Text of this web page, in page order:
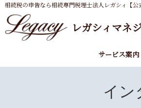
相続税の申告なら相続専門税理士法人レガシィ【公
レガシィマネ
サービス案内
イン